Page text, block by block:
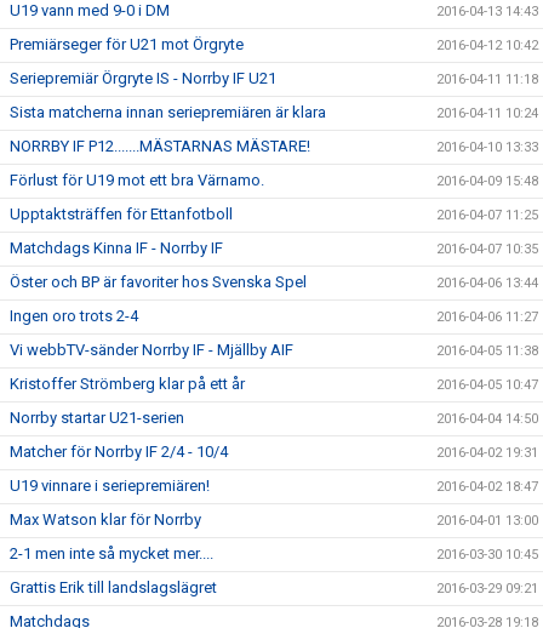
U19 vann med 9-0 i DM 2016-04-13 14:43
Premiärseger för U21 mot Örgryte 2016-04-12 10:42
Seriepremiär Örgryte IS - Norrby IF U21 2016-04-11 11:18
Sista matcherna innan seriepremiären är klara 2016-04-11 10:24
NORRBY IF P12.......MÄSTARNAS MÄSTARE! 2016-04-10 13:33
Förlust för U19 mot ett bra Värnamo. 2016-04-09 15:48
Upptaktsträffen för Ettanfotboll 2016-04-07 11:25
Matchdags Kinna IF - Norrby IF 2016-04-07 10:35
Öster och BP är favoriter hos Svenska Spel 2016-04-06 13:44
Ingen oro trots 2-4 2016-04-06 11:27
Vi webbTV-sänder Norrby IF - Mjällby AIF 2016-04-05 11:38
Kristoffer Strömberg klar på ett år 2016-04-05 10:47
Norrby startar U21-serien 2016-04-04 14:50
Matcher för Norrby IF 2/4 - 10/4 2016-04-02 19:31
U19 vinnare i seriepremiären! 2016-04-02 18:47
Max Watson klar för Norrby 2016-04-01 13:00
2-1 men inte så mycket mer.... 2016-03-30 10:45
Grattis Erik till landslagslägret 2016-03-29 09:21
Matchdags 2016-03-28 19:18